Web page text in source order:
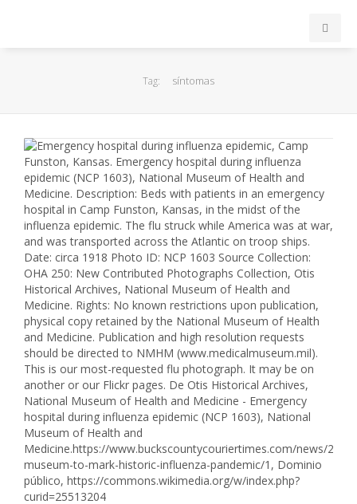
EuroLeague
FEB
FIBA
OTROS
FORMACIÓN
NBA
MULTIMEDIA
RIO 2016
Tag: síntomas